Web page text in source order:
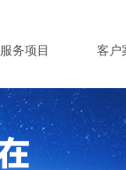
服务项目 客户